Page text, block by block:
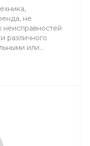
не
неисправностей
различного
или